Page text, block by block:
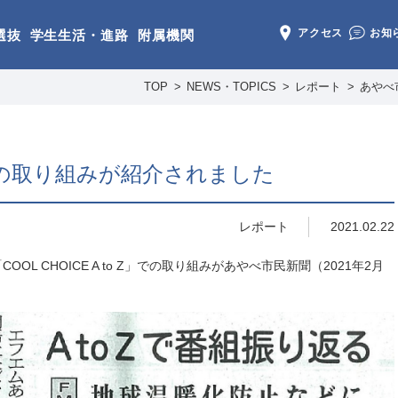
抜 学生生活・進路 附属機関 アクセス お知
TOP NEWS・TOPICS レポート あやべ
取り組みが紹介されました
レポート 2021.02.22
CHOICE A to Z」での取り組みがあやべ市民新聞（2021年2月